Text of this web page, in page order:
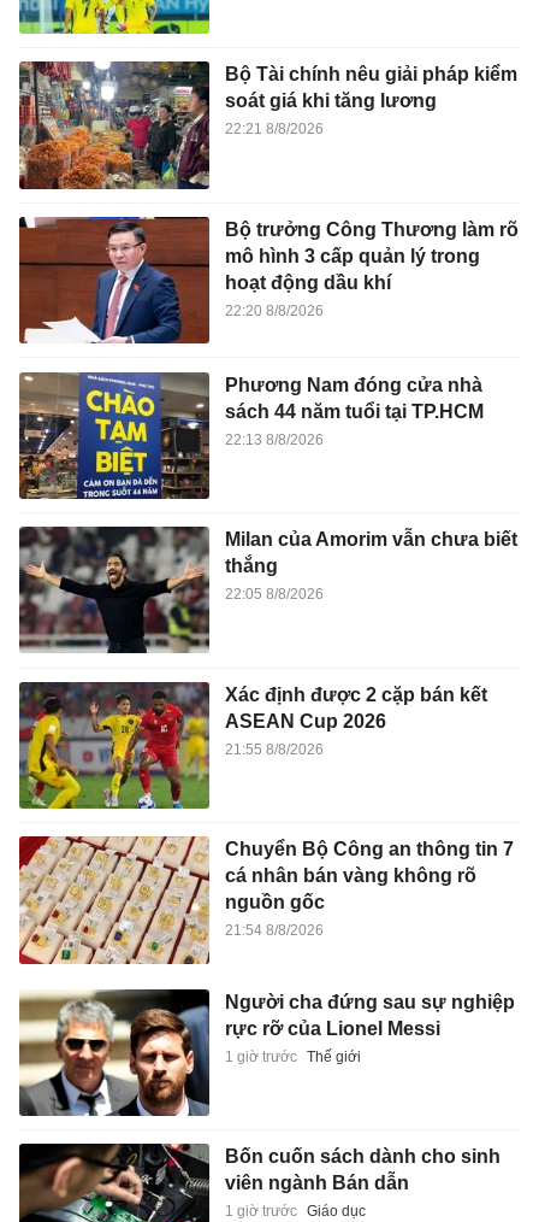
Bộ Tài chính nêu giải pháp kiểm
soát giá khi tăng lương
22:21 8/8/2026
Bộ trưởng Công Thương làm rõ
mô hình 3 cấp quản lý trong
hoạt động dầu khí
22:20 8/8/2026
Phương Nam đóng cửa nhà
sách 44 năm tuổi tại TP.HCM
22:13 8/8/2026
Milan của Amorim vẫn chưa biết
thắng
22:05 8/8/2026
Xác định được 2 cặp bán kết
ASEAN Cup 2026
21:55 8/8/2026
Chuyển Bộ Công an thông tin 7
cá nhân bán vàng không rõ
nguồn gốc
21:54 8/8/2026
Người cha đứng sau sự nghiệp
rực rỡ của Lionel Messi
1 giờ trước Thế giới
Bốn cuốn sách dành cho sinh
viên ngành Bán dẫn
1 giờ trước Giáo dục